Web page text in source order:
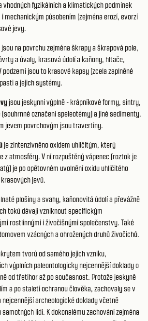
vhodných fyzikálních a klimatických podmínek
mechanickým působením (zejména erozí, evorzí
jevy.
jsou na povrchu zejména škrapy a škrapová pole,
a úvaly, krasová údolí a kaňony, hltače,
podzemí jsou to krasové kapsy (zcela zaplněné
a jejich systémy.
jsou jeskynní výplně - krápníkové formy, sintry,
označení speleotémy) a jiné sedimenty.
jevem povrchovým jsou travertiny.
je zintenzivněno oxidem uhličitým, který
z atmosféry. V ní rozpuštěný vápenec (roztok je
je po opětovném uvolnění oxidu uhličitého
jevů.
plošiny a svahy, kaňonovitá údolí a převážně
toků dávají vzniknout specifickým
rostlinnými i živočišnými společenstvy. Také
vzácných a ohrožených druhů živočichů.
tvorů od samého jejich vzniku,
výplních paleontologicky nejcennější doklady o
od třetihor až po současnost. Protože jeskyně
a po staletí ochranou člověka, zachovaly se v
archeologické doklady včetně
lidí. K dokonalému zachování zejména